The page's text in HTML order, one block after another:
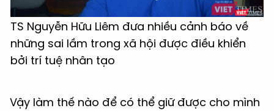
TS Nguyễn Hữu Liêm đưa nhiều cảnh báo về
những sai lầm trong xã hội được điều khiển
bởi trí tuệ nhân tạo
Vậy làm thế nào để có thể giữ được cho mình